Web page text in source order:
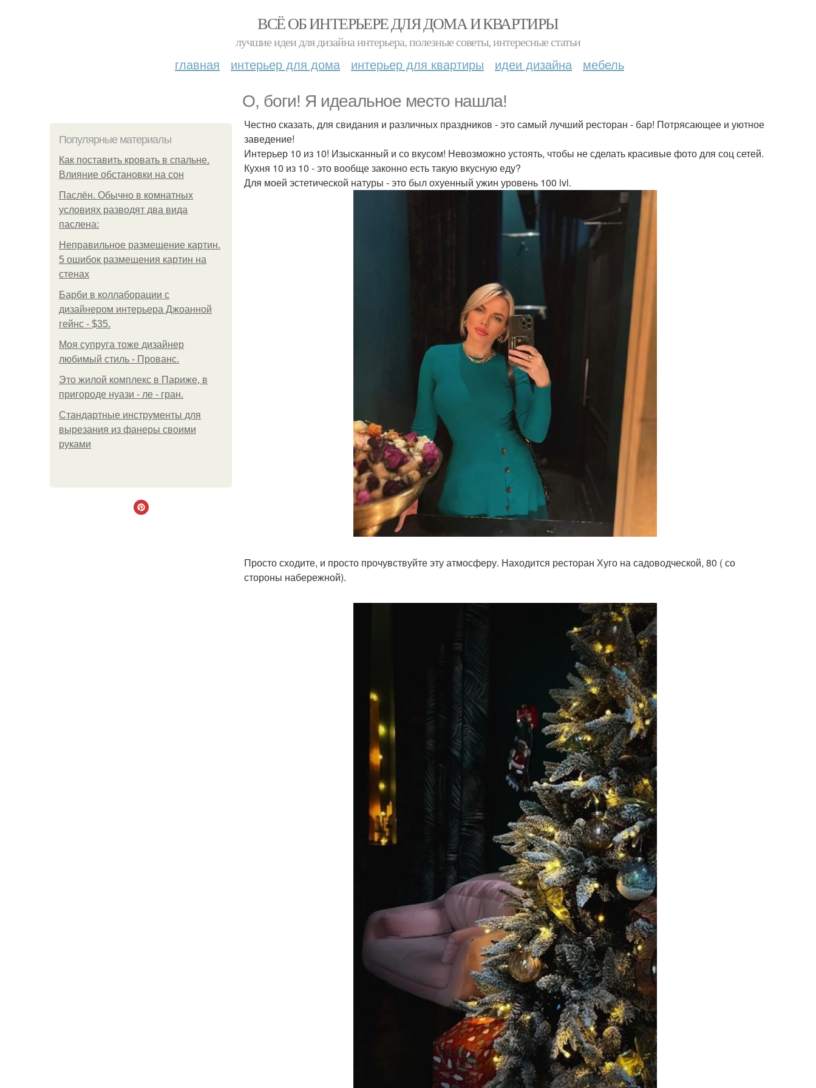
ВСЁ ОБ ИНТЕРЬЕРЕ ДЛЯ ДОМА И КВАРТИРЫ
лучшие идеи для дизайна интерьера, полезные советы, интересные статьи
главная интерьер для дома интерьер для квартиры идеи дизайна мебель
О, боги! Я идеальное место нашла!
Популярные материалы
Как поставить кровать в спальне.
Влияние обстановки на сон
Паслён. Обычно в комнатных
условиях разводят два вида
паслена:
Неправильное размещение картин.
5 ошибок размещения картин на
стенах
Барби в коллаборации с
дизайнером интерьера Джоанной
гейнс - $35.
Моя супруга тоже дизайнер
любимый стиль - Прованс.
Это жилой комплекс в Париже, в
пригороде нуази - ле - гран.
Стандартные инструменты для
вырезания из фанеры своими
руками
Честно сказать, для свидания и различных праздников - это самый лучший ресторан - бар! Потрясающее и уютное
заведение!
Интерьер 10 из 10! Изысканный и со вкусом! Невозможно устоять, чтобы не сделать красивые фото для соц сетей.
Кухня 10 из 10 - это вообще законно есть такую вкусную еду?
Для моей эстетической натуры - это был охуенный ужин уровень 100 lvl.
Просто сходите, и просто прочувствуйте эту атмосферу. Находится ресторан Хуго на садоводческой, 80 ( со
стороны набережной).